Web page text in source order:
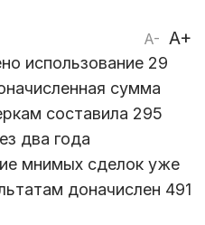
A- A+
использование 29
сумма
составила 295
два года
мнимых сделок уже
доначислен 491